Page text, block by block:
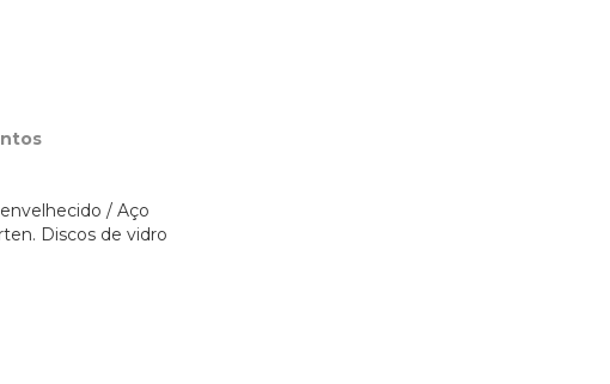
/ Aço
Discos de vidro